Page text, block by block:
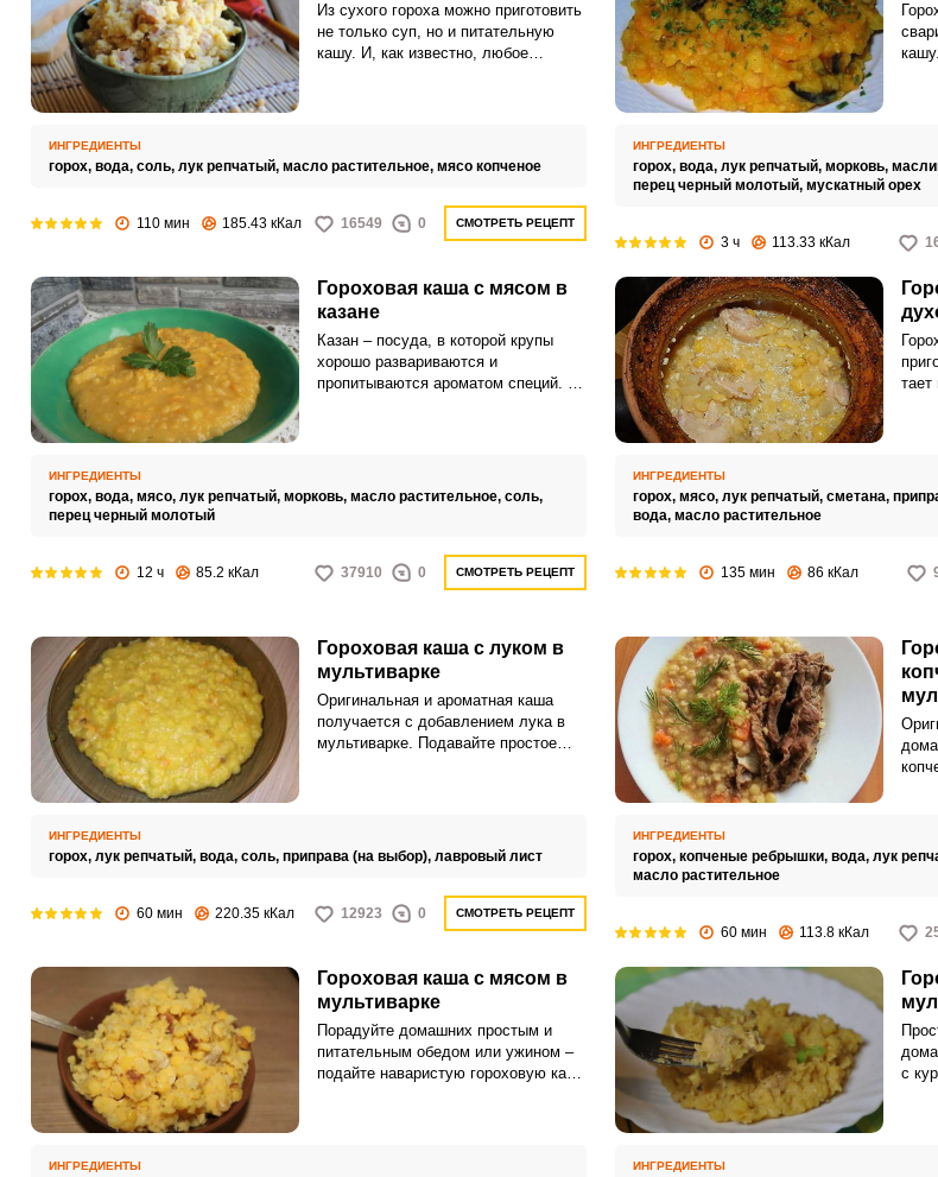
Из сухого гороха можно приготовить
не только суп, но и питательную
кашу. И, как известно, любое
ИНГРЕДИЕНТЫ
горох, вода, соль, лук репчатый, масло растительное, мясо копченое
110 мин 185.43 кКал 16549 0 СМОТРЕТЬ РЕЦЕПТ
ИНГРЕДИЕНТЫ
горох, вода, лук репчатый, морковь,
перец черный молотый, мускатный орех
3 ч 113.33 кКал
Гороховая каша с мясом в
казане
Казан – посуда, в которой крупы
хорошо развариваются и
пропитываются ароматом специй. В
ИНГРЕДИЕНТЫ
горох, вода, мясо, лук репчатый, морковь, масло растительное, соль,
перец черный молотый
12 ч 85.2 кКал 37910 0 СМОТРЕТЬ РЕЦЕПТ
тает
ИНГРЕДИЕНТЫ
горох, мясо, лук репчатый, сметана,
вода, масло растительное
135 мин 86 кКал
Гороховая каша с луком в
мультиварке
Оригинальная и ароматная каша
получается с добавлением лука в
мультиварке. Подавайте простое
ИНГРЕДИЕНТЫ
горох, лук репчатый, вода, соль, приправа (на выбор), лавровый лист
60 мин 220.35 кКал 12923 0 СМОТРЕТЬ РЕЦЕПТ
ИНГРЕДИЕНТЫ
горох, копченые ребрышки, вода, лук
масло растительное
60 мин 113.8 кКал
Гороховая каша с мясом в
мультиварке
Порадуйте домашних простым и
питательным обедом или ужином –
подайте наваристую гороховую кашу
ИНГРЕДИЕНТЫ
с
ИНГРЕДИЕНТЫ
ВХОД НА САЙТ
Войдите
с помощью социальных сетей:
Запомнить меня
ВХОД
ЕЩЕ НЕ ЗАРЕГИСТРИРОВАННЫ?